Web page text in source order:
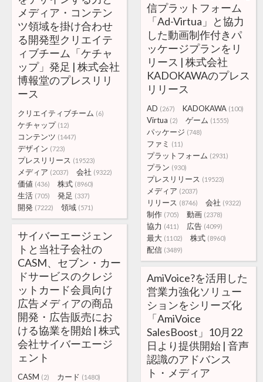
信プラットフォーム
「Ad-Virtua」と協力
した動画制作付きパ
ッケージプランをリ
リース | 株式会社
KADOKAWAのプレス
リリース
AD (267) KADOKAWA (100)
Virtua (2) ゲーム (1555)
パッケージ (748)
ファミ (11)
プラットフォーム (2931)
プラン (930)
プレスリリース (19523)
メディア (2037)
リリース (8746) 会社 (9322)
制作 (705) 動画 (2378)
協力 (411) 広告 (4099)
最大 (1102) 株式 (8960)
配信 (3489)
メディア・コンテン
ツ領域を掛け合わせ
る開発型クリエイテ
ィブチーム「ケチャ
ップ」発足 | 株式会社
博報堂のプレスリリ
ース
クリエイティブチーム (6)
ケチャップ (12)
コンテンツ (1447)
デザイン (723)
プレスリリース (19523)
メディア (2037) 会社 (9322)
価値 (436) 株式 (8960)
生活 (705) 発足 (337)
開発 (7222) 領域 (571)
サイバーエージェン
トと当社子会社の
CASM、セブン・カー
ドサービスのクレジ
ットカード会員向け
広告メディアの商品
開発・広告販売にお
ける協業を開始 | 株式
会社サイバーエージ
ェント
CASM (2) カード (1480)
AmiVoice?を活用した
営業力強化ソリュー
ションをシリーズ化
「AmiVoice
SalesBoost」10月22
日より提供開始 | 音声
認識のアドバンス
ト・メディア